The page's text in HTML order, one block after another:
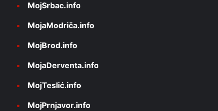
MojSrbac.info
MojaModriča.info
MojBrod.info
MojaDerventa.info
MojTeslić.info
MojPrnjavor.info